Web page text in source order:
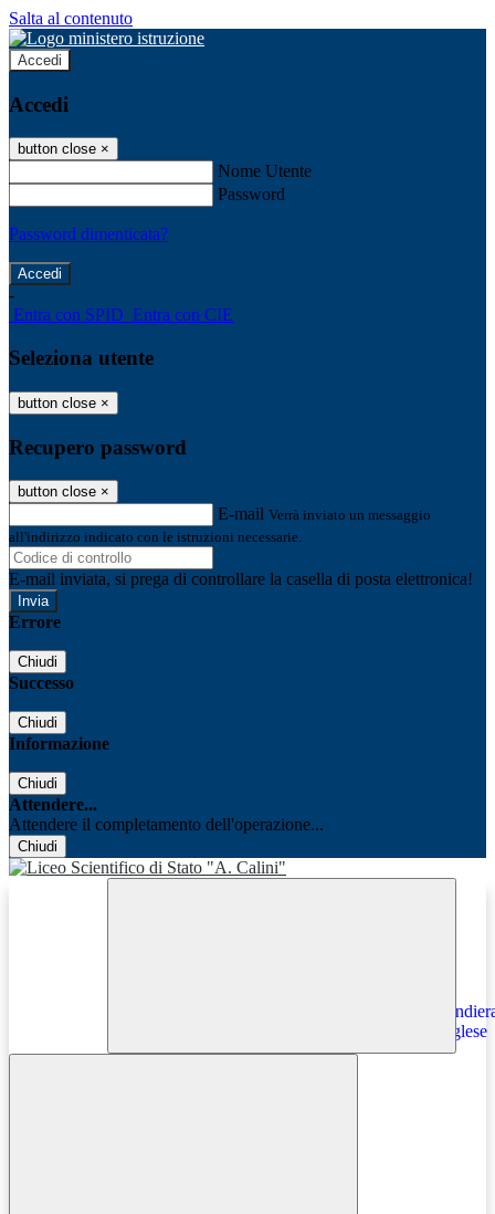
Salta al contenuto
Accedi
Accedi
button close ×
Nome Utente
Password
Password dimenticata?
-
Entra con SPID Entra con CIE
Seleziona utente
button close ×
Recupero password
button close ×
E-mail Verrà inviato un messaggio
all'indirizzo indicato con le istruzioni necessarie.
E-mail inviata, si prega di controllare la casella di posta elettronica!
Errore
Chiudi
Successo
Chiudi
Informazione
Chiudi
Attendere...
Attendere il completamento dell'operazione...
Chiudi